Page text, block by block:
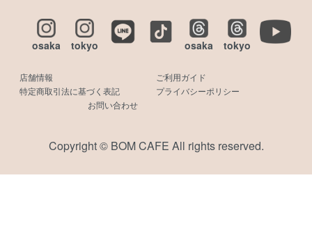
osaka tokyo osaka tokyo
店舗情報
ご利用ガイド
特定商取引法に基づく表記
プライバシーポリシー
お問い合わせ
Copyright © BOM CAFE All rights reserved.